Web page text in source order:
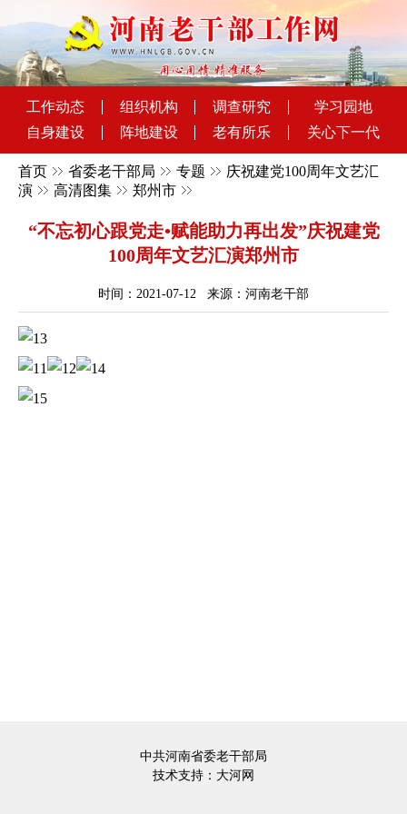
工作动态 组织机构 调查研究
学习园地
自身建设
阵地建设 老有所乐 关心下一代
首页 省委老干部局 专题
庆祝建党100周年文艺汇
演
高清图集 郑州市
“不忘初心跟党走•赋能助力再出发”庆祝建党
100周年文艺汇演郑州市
时间：2021-07-12 来源：河南老干部
中共河南省委老干部局
技术支持： 大河网